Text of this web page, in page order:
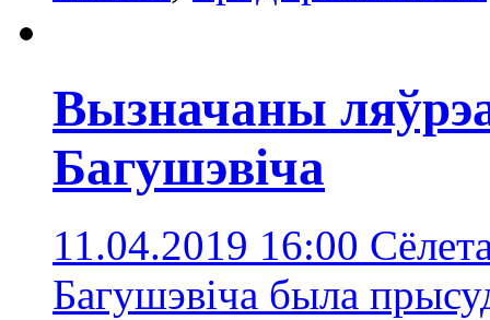
Вызначаны
Багушэвіча
11.04.2019 16:00
Багушэвіча была